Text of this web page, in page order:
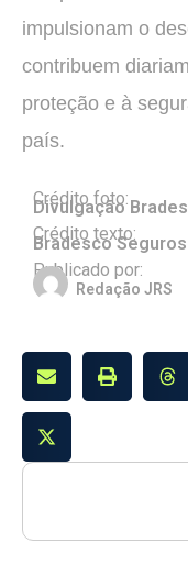
impulsionam o
contribuem
proteção e à
país.
Crédito foto:
Divulgação
Crédito texto:
Bradesco Seguros
Publicado por:
Redação JRS